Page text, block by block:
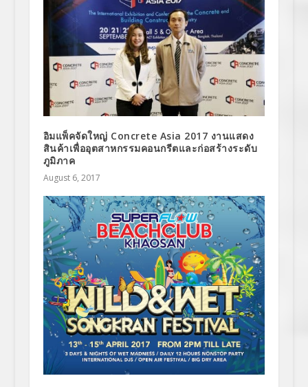
อิมแพ็คจัดใหญ่ Concrete Asia 2017 งานแสดง
สินค้าเพื่ออุตสาหกรรมคอนกรีตและก่อสร้างระดับ
ภูมิภาค
August 6, 2017